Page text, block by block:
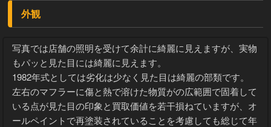
外観
写真では店舗の照明を受けて余計に綺麗に見えますが、実物
もパッと見た目には綺麗に見えます。
1982年式としては劣化は少なく見た目は綺麗の部類です。
左右のマフラーに傷と熱で溶けた物質がの広範囲で固着して
いる点が見た目の印象と買取価値を若干損ねていますが、オ
ールペイントで再塗装されていることを考慮しても総じて年